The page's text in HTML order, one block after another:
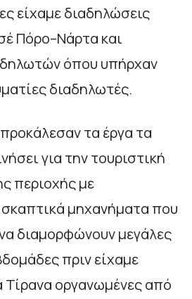
είχαμε διαδηλώσεις
Πόρο–Νάρτα και
όπου υπήρχαν
διαδηλωτές.
τα έργα τα
για την τουριστική
περιοχής με
σκαπτικά μηχανήματα που
διαμορφώνουν μεγάλες
πριν είχαμε
Τίρανα οργανωμένες από